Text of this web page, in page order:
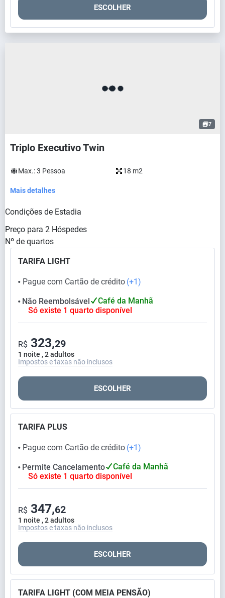
ESCOLHER
7
Triplo Executivo Twin
Max.:3 Pessoa 18 m2
Mais detalhes
Condições de Estadia
Preço para 2 Hóspedes
Nº de quartos
TARIFA LIGHT
⬤ Pague com Cartão de crédito (+1)
⬤ Não Reembolsável
Café da Manhã
Só existe 1 quarto disponível
1 noite , 2 adultos
R$ 323,29
Impostos e taxas não inclusos
ESCOLHER
TARIFA PLUS
⬤ Pague com Cartão de crédito (+1)
⬤ Permite Cancelamento
Café da Manhã
Só existe 1 quarto disponível
1 noite , 2 adultos
R$ 347,62
Impostos e taxas não inclusos
ESCOLHER
TARIFA LIGHT (COM MEIA PENSÃO)